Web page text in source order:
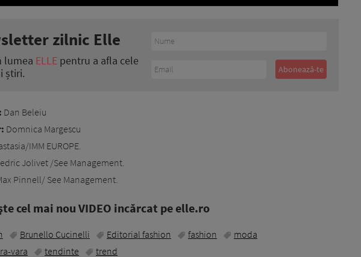
zilnic Elle
lumea ELLE pentru a afla cele
știri.
Dan Beleiu
Domnica Margescu
IMM EUROPE.
Jolivet /See Management.
Pinnell/ See Management.
cel mai nou VIDEO incărcat pe elle.ro
Brunello Cucinelli Editorial fashion fashion
moda
vara
tendinte trend